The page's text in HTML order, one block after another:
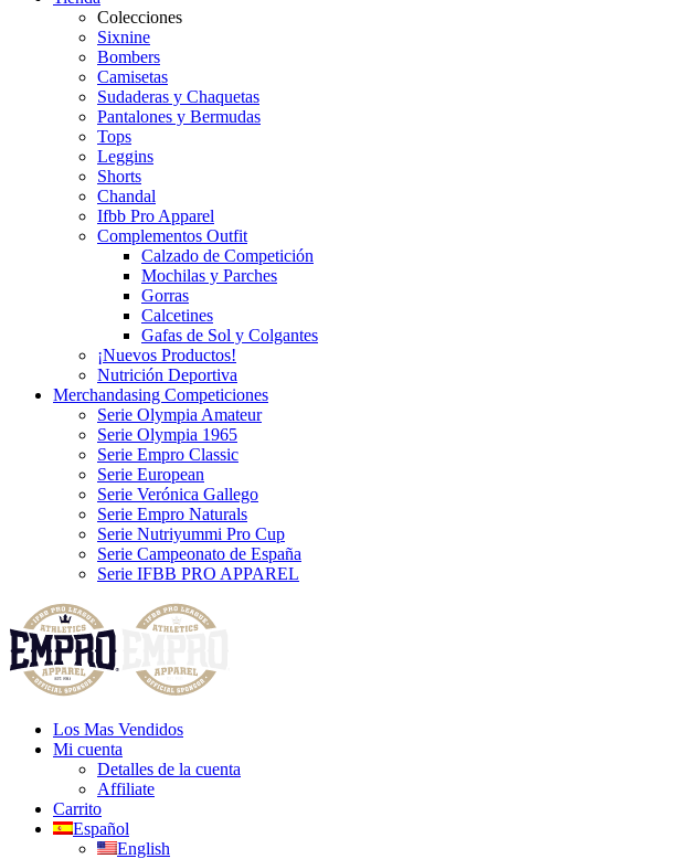
Colecciones
Sixnine
Bombers
Camisetas
Sudaderas y Chaquetas
Pantalones y Bermudas
Tops
Leggins
Shorts
Chandal
Ifbb Pro Apparel
Complementos Outfit
Calzado de Competición
Mochilas y Parches
Gorras
Calcetines
Gafas de Sol y Colgantes
¡Nuevos Productos!
Nutrición Deportiva
Merchandasing Competiciones
Serie Olympia Amateur
Serie Olympia 1965
Serie Empro Classic
Serie European
Serie Verónica Gallego
Serie Empro Naturals
Serie Nutriyummi Pro Cup
Serie Campeonato de España
Serie IFBB PRO APPAREL
Los Mas Vendidos
Mi cuenta
Detalles de la cuenta
Affiliate
Carrito
Español
English